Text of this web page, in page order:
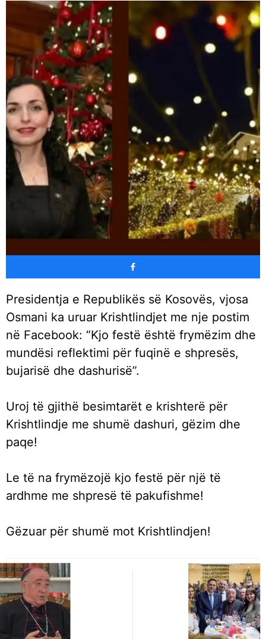
Elisa Spiropali, ka uruar Krishtlindjet
December 24, 2024
Presidentja e Republikës së Kosovës, vjosa
Osmani ka uruar Krishtlindjet me nje postim
në Facebook: “Kjo festë është frymëzim dhe
mundësi reflektimi për fuqinë e shpresës,
bujarisë dhe dashurisë”.
Uroj të gjithë besimtarët e krishterë për
Krishtlindje me shumë dashuri, gëzim dhe
paqe!
Le të na frymëzojë kjo festë për një të
ardhme me shpresë të pakufishme!
Gëzuar për shumë mot Krishtlindjen!